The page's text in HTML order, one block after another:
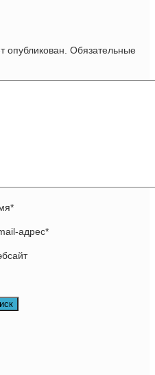
опубликован. Обязательные
*
адрес*